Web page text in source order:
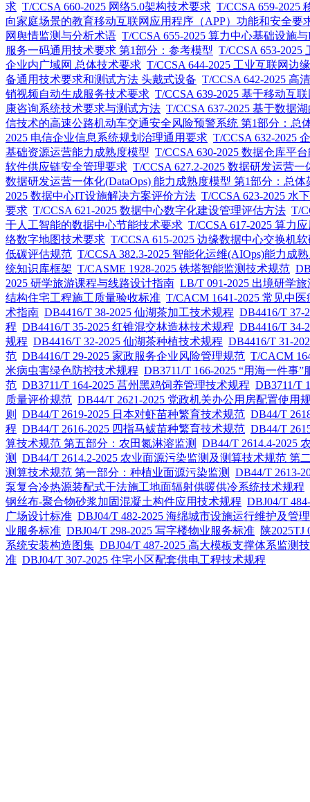
求 T/CCSA 660-2025 网络5.0架构技术要求 T/CCSA 659-2025
向家庭场景的教育移动互联网应用程序（APP）功能和安全要
网舆情监测与分析术语 T/CCSA 655-2025 算力中心基础设施
服务一码通用技术要求 第1部分：参考模型 T/CCSA 653-
企业内广域网 总体技术要求 T/CCSA 644-2025 工业互联网边
备通用技术要求和测试方法 头戴式设备 T/CCSA 642-2025 高
销视频自动生成服务技术要求 T/CCSA 639-2025 基于移动互
康咨询系统技术要求与测试方法 T/CCSA 637-2025 基于数据
信技术的高速公路机动车交通安全风险预警系统 第1部分：总
2025 电信企业信息系统规划治理通用要求 T/CCSA 632-2025
基础资源运营能力成熟度模型 T/CCSA 630-2025 数据仓库平
软件供应链安全管理要求 T/CCSA 627.2-2025 数据研发运营
数据研发运营一体化(DataOps) 能力成熟度模型 第1部分：总体
2025 数据中心IT设施解决方案评价方法 T/CCSA 623-2025 水
要求 T/CCSA 621-2025 数据中心数字化建设管理评估方法 T/
于人工智能的数据中心节能技术要求 T/CCSA 617-2025 算力
络数字地图技术要求 T/CCSA 615-2025 边缘数据中心交换机
低碳评估规范 T/CCSA 382.3-2025 智能化运维(AIOps)能力成
统知识库框架 T/CASME 1928-2025 铁塔智能监测技术规范
2025 研学旅游课程与线路设计指南 LB/T 091-2025 出境研学
结构住宅工程施工质量验收标准 T/CACM 1641-2025 常见中
术指南 DB4416/T 38-2025 仙湖茶加工技术规程 DB4416/T 37-
程 DB4416/T 35-2025 红锥混交林造林技术规程 DB4416/T
规程 DB4416/T 32-2025 仙湖茶种植技术规程 DB4416/T 31-
范 DB4416/T 29-2025 家政服务企业风险管理规范 T/CACM
米病虫害绿色防控技术规程 DB3711/T 166-2025 “用海一件事”
范 DB3711/T 164-2025 莒州黑鸡饲养管理技术规程 DB3711/T
质量评价规范 DB44/T 2621-2025 党政机关办公用房配置使用
则
DB44/T 2619-2025 日本对虾苗种繁育技术规范 DB44/T
程 DB44/T 2616-2025 四指马鲅苗种繁育技术规范 DB44/T
算技术规范 第五部分：农田氮淋溶监测
DB44/T 2614.4-2025
测
DB44/T 2614.2-2025 农业面源污染监测及测算技术规范 第
测算技术规范 第一部分：种植业面源污染监测
DB44/T 2613-
泵复合冷热源装配式干法施工地面辐射供暖供冷系统技术规程
钢丝布-聚合物砂浆加固混凝土构件应用技术规程 DBJ04/T
广场设计标准 DBJ04/T 482-2025 海绵城市设施运行维护及管
业服务标准 DBJ04/T 298-2025 写字楼物业服务标准 陕
系统安装构造图集 DBJ04/T 487-2025 高大模板支撑体系监测
准 DBJ04/T 307-2025 住宅小区配套供电工程技术规程